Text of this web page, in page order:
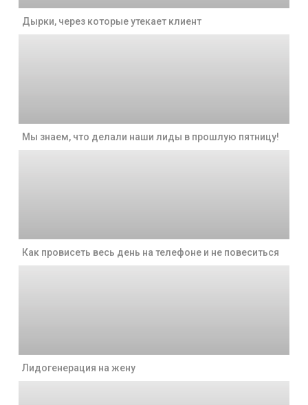
Дырки, через которые утекает клиент
Мы знаем, что делали наши лиды в прошлую пятницу!
Как провисеть весь день на телефоне и не повеситься
Лидогенерация на жену